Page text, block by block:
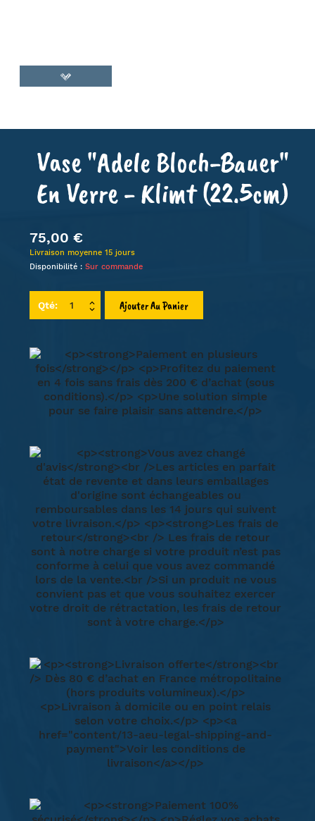
Vase "Adele Bloch-Bauer"
En Verre - Klimt (22.5cm)
75,00 €
Livraison moyenne 15 jours
Disponibilité : Sur commande
Qté: Ajouter Au Panier